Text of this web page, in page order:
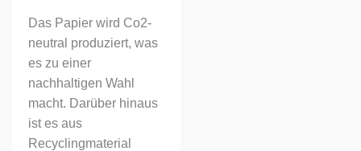
Das Papier wird Co2-
neutral produziert, was
es zu einer
nachhaltigen Wahl
macht. Darüber hinaus
ist es aus
Recyclingmaterial